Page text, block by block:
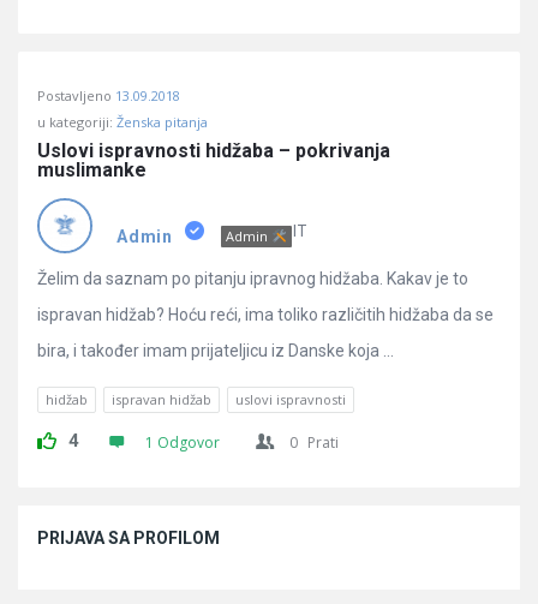
Postavljeno 13.09.2018
u kategoriji: Ženska pitanja
Uslovi ispravnosti hidžaba – pokrivanja
muslimanke
Admin Admin IT
Želim da saznam po pitanju ipravnog hidžaba. Kakav je to
ispravan hidžab? Hoću reći, ima toliko različitih hidžaba da se
bira, i također imam prijateljicu iz Danske koja ...
hidžab ispravan hidžab uslovi ispravnosti
4 1 Odgovor 0 Prati
PRIJAVA SA PROFILOM